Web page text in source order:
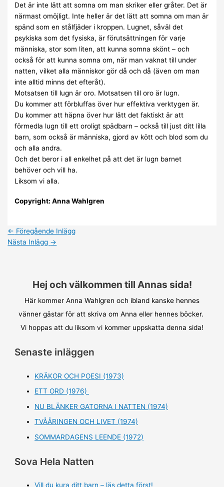
Det är inte lätt att somna om man skriker eller gråter. Det är
närmast omöjligt. Inte heller är det lätt att somna om man är
spänd som en stålfjäder i kroppen. Lugnet, såväl det
psykiska som det fysiska, är förutsättningen för varje
människa, stor som liten, att kunna somna skönt – och
också för att kunna somna om, när man vaknat till under
natten, vilket alla människor gör då och då (även om man
inte alltid minns det efteråt).
Motsatsen till lugn är oro. Motsatsen till oro är lugn.
Du kommer att förbluffas över hur effektiva verktygen är.
Du kommer att häpna över hur lätt det faktiskt är att
förmedla lugn till ett oroligt spädbarn – också till just ditt lilla
barn, som också är människa, gjord av kött och blod som du
och alla andra.
Och det beror i all enkelhet på att det är lugn barnet
behöver och vill ha.
Liksom vi alla.
Copyright: Anna Wahlgren
← Föregående Inlägg
Nästa Inlägg →
Hej och välkommen till Annas sida!
Här kommer Anna Wahlgren och ibland kanske hennes
vänner gästar för att skriva om Anna eller hennes böcker.
Vi hoppas att du liksom vi kommer uppskatta denna sida!
Senaste inläggen
KRÄKOR OCH POESI (1973)
ETT ORD (1976)
NU BLÄNKER GATORNA I NATTEN (1974)
TVÅÅRINGEN OCH LIVET (1974)
SOMMARDAGENS LEENDE (1972)
Sova Hela Natten
Vill du kura ditt barn – läs detta först!